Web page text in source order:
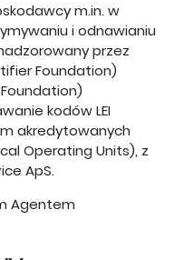
m.in. w
i odnawianiu
przez
Foundation)
kodów LEI
akredytowanych
Operating Units), z
ApS.
Agentem